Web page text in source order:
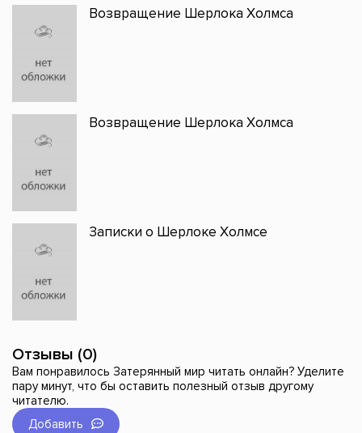
Возвращение Шерлока Холмса
Возвращение Шерлока Холмса
Записки о Шерлоке Холмсе
Отзывы (0)
Вам понравилось Затерянный мир читать онлайн? Уделите
пару минут, что бы оставить полезный отзыв другому
читателю.
Добавить